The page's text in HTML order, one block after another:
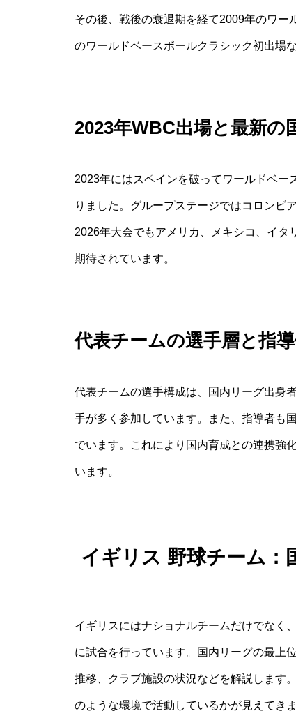
その後、戦後の衰退期を経て2009年のワ
のワールドベースボールクラシック初出場
2023年WBC出場と最新の
2023年にはスペインを破ってワールドベー
りました。グループステージではコロンビ
2026年大会でもアメリカ、メキシコ、イ
期待されています。
代表チームの選手層と指導
代表チームの選手構成は、国内リーグ出身
手が多く参加しています。また、指導者も
でいます。これにより国内育成との連携強
います。
イギリス 野球チーム：
イギリスにはナショナルチームだけでなく
に試合を行っています。国内リーグの最上
推移、クラブ施設の状況などを解説します
のような環境で活動しているかが見えてきま